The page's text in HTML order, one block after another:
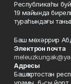
Республикаһы
19 майында
тураһындағы
Баш мөхәррир
Электрон почта
Адресы
Башҡортостан